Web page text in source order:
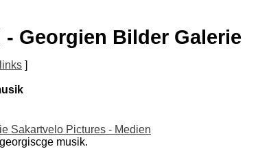
Georgien Bilder Galerie
]
Sakartvelo Pictures - Medien
musik.